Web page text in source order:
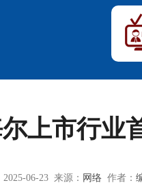
上市行业
06-23 来源： 网络作者：